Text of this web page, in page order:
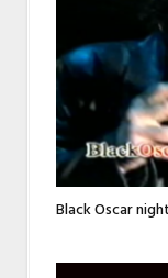
Black Oscar